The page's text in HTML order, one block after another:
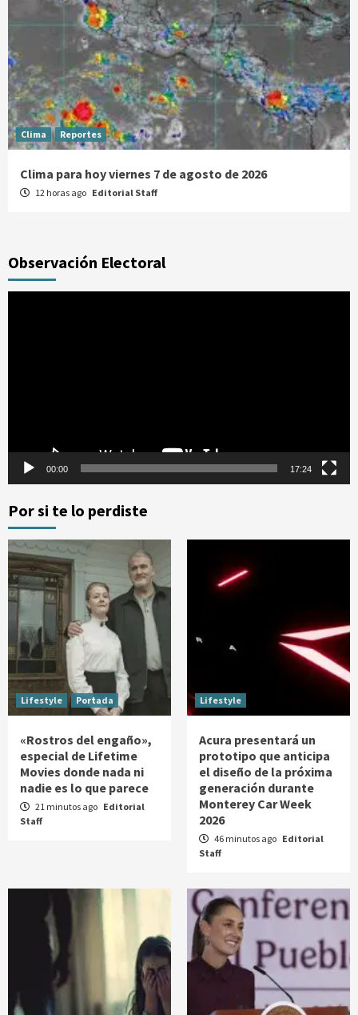
Clima Reportes
Clima para hoy viernes 7 de agosto de 2026
12 horas ago Editorial Staff
Observación Electoral
00:00 17:24
Por si te lo perdiste
Lifestyle Portada
«Rostros del engaño»,
especial de Lifetime
Movies donde nada ni
nadie es lo que parece
21 minutos ago Editorial
Staff
Lifestyle
Acura presentará un
prototipo que anticipa
el diseño de la próxima
generación durante
Monterey Car Week
2026
46 minutos ago Editorial
Staff